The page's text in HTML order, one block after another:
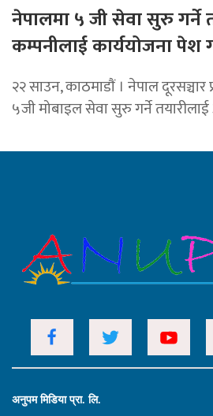
नेपालमा ५ जी सेवा सुरु गर्ने
कम्पनीलाई कार्ययोजना पेश
२२ साउन, काठमाडाैं । नेपाल दूरसञ्चार
५जी मोबाइल सेवा सुरु गर्ने
अनुपम मिडिया प्रा. लि.